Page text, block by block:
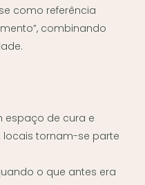
como referência
combinando
espaço de cura e
locais tornam-se parte
o que antes era